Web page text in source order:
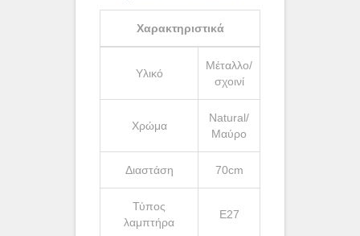
Χαρακτηριστικά
Υλικό
Μέταλλο/
σχοινί
Χρώμα
Natural/
Μαύρο
Διαστάση 70cm
Τύπος
λαμπτήρα
Ε27